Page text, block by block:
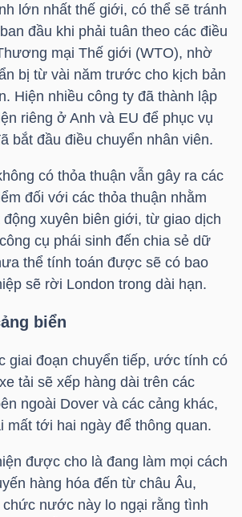
lớn nhất thế giới, có thể sẽ tránh
đầu khi phải tuân theo các điều
mại Thế giới (WTO), nhờ
bị từ vài năm trước cho kịch bản
Hiện nhiều công ty đã thành lập
riêng ở Anh và EU để phục vụ
bắt đầu điều chuyển nhân viên.
có thỏa thuận vẫn gây ra các
đối với các thỏa thuận nhằm
xuyên biên giới, từ giao dịch
cụ phái sinh đến chia sẻ dữ
thể tính toán được sẽ có bao
sẽ rời London trong dài hạn.
biển
giai đoạn chuyển tiếp, ước tính có
tải sẽ xếp hàng dài trên các
ngoài Dover và các cảng khác,
mất tới hai ngày để thông quan.
được cho là đang làm mọi cách
hàng hóa đến từ châu Âu,
nước này lo ngại rằng tình